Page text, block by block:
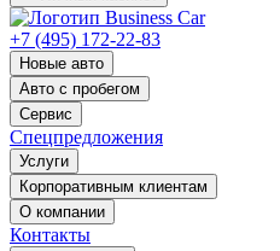
+7 (495) 172-22-83
Новые авто
Авто с пробегом
Сервис
Спецпредложения
Услуги
Корпоративным клиентам
О компании
Контакты